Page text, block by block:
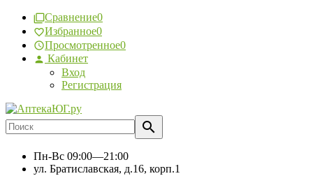
Сравнение0
Избранное0
Просмотренное0
Кабинет
Вход
Регистрация
Пн-Вс 09:00—21:00
ул. Братиславская, д.16, корп.1